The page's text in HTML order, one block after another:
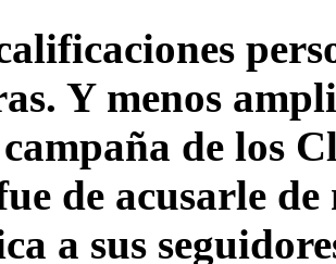
Y menos
de los
de acusarle
a sus